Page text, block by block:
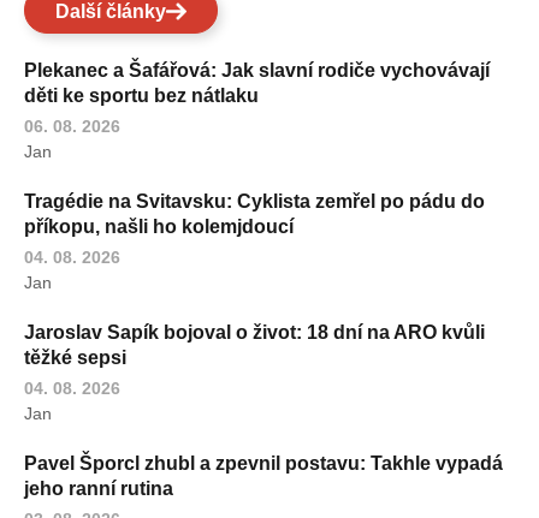
Další články
Plekanec a Šafářová: Jak slavní rodiče vychovávají
děti ke sportu bez nátlaku
06. 08. 2026
Jan
Tragédie na Svitavsku: Cyklista zemřel po pádu do
příkopu, našli ho kolemjdoucí
04. 08. 2026
Jan
Jaroslav Sapík bojoval o život: 18 dní na ARO kvůli
těžké sepsi
04. 08. 2026
Jan
Pavel Šporcl zhubl a zpevnil postavu: Takhle vypadá
jeho ranní rutina